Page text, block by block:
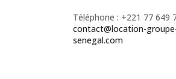
Téléphone : +221 77 649
contact@location-
senegal.com